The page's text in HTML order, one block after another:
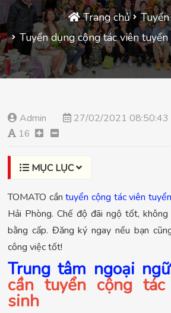
Trang chủ
Tuyển dụng cộng tác viên
Admin 27/02/2021 08:50:43
16
MỤC LỤC
TOMATO cầntuyển cộng tác viên
Hải Phòng. Chế độ đãi ngộ tốt, không
bằng cấp. Đăng ký ngay nếu bạn
công việc tốt!
Trung tâm ngoại
cần tuyển cộng
sinh